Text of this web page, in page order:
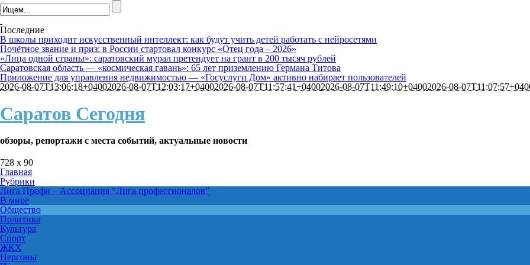
Последние
В школы приходит искусственный интеллект: как будут учить детей работать с нейросетями
Почётное звание и приз: в России стартовал конкурс «Отец года – 2026»
«Лица одной страны»: саратовский мурал претендует на грант в 200 тысяч рублей
Саратовская область — «космическая гавань»: 65 лет приземлению Германа Титова
Приложение для управления недвижимостью — «Госуслуги Дом» активно набирает пользователей
2026-08-07T13:06:18+04002026-08-07T12:03:17+04002026-08-07T11:57:41+04002026-08-07T11:49:10+04002026-08-
Саратов Сегодня
обзоры, репортажи с места событий, актуальные новости
728 x 90
Главная
Рубрики
Лига Профи – Ассоциация “Лига профессионалов”
В мире
Общество
Политика
Культура
Спорт
ЖКХ
Персоны